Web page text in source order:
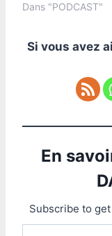
Dans "PODCAST"
Si vous avez
En
Subscribe to
Saisissez votre adresse e-mail…